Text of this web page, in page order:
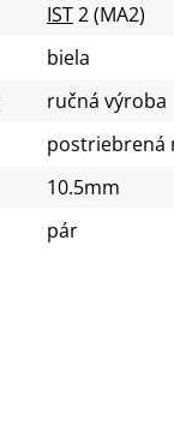
IST2 (MA2)
biela
ručná výroba
postriebrená
10.5mm
pár